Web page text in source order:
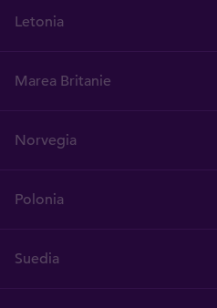
Letonia
Marea Britanie
Norvegia
Polonia
Suedia